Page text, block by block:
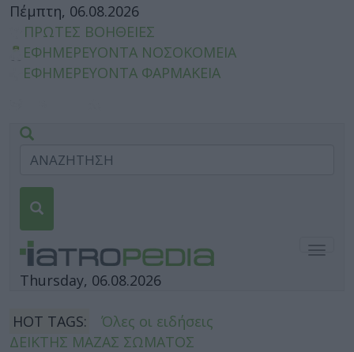
Πέμπτη, 06.08.2026
ΠΡΩΤΕΣ ΒΟΗΘΕΙΕΣ
ΕΦΗΜΕΡΕΥΟΝΤΑ ΝΟΣΟΚΟΜΕΙΑ
ΕΦΗΜΕΡΕΥΟΝΤΑ ΦΑΡΜΑΚΕΙΑ
Thursday, 06.08.2026
HOT TAGS:
Όλες οι ειδήσεις
ΔΕΙΚΤΗΣ ΜΑΖΑΣ ΣΩΜΑΤΟΣ